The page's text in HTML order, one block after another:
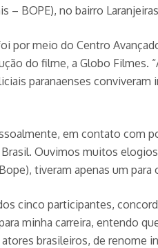
– BOPE), no bairro
por meio do Centro
do filme, a Globo
paranaenses
em contato
Ouvimos muitos
tiveram apenas um
cinco participantes,
minha carreira, entendo
brasileiros, de renome